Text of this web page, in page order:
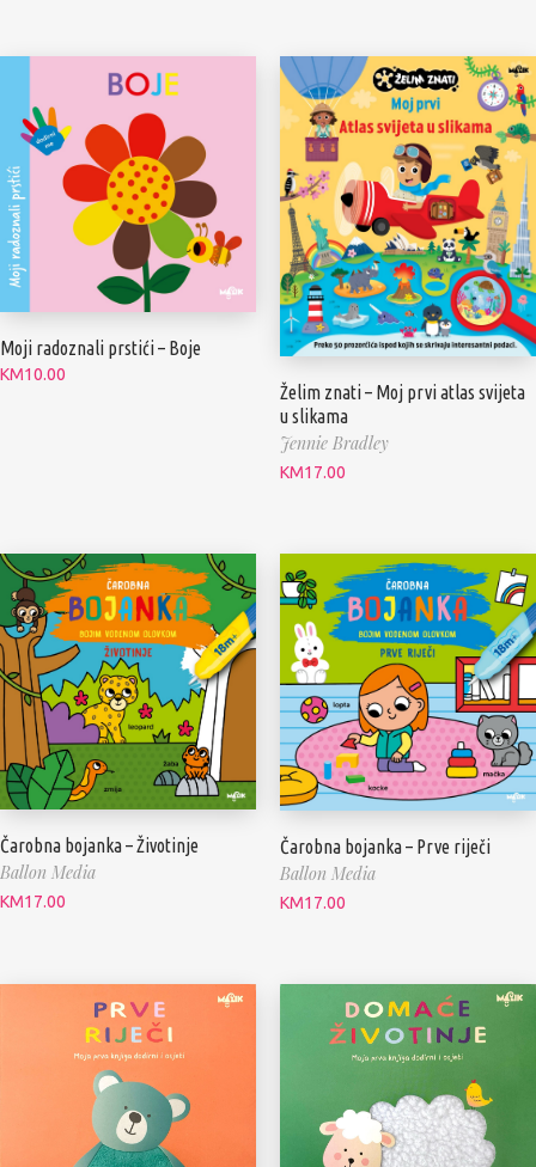
Moji radoznali prstići – Boje
KM10.00
Želim znati – Moj prvi atlas svijeta
u slikama
Jennie Bradley
KM17.00
Čarobna bojanka – Životinje
Ballon Media
KM17.00
Čarobna bojanka – Prve riječi
Ballon Media
KM17.00